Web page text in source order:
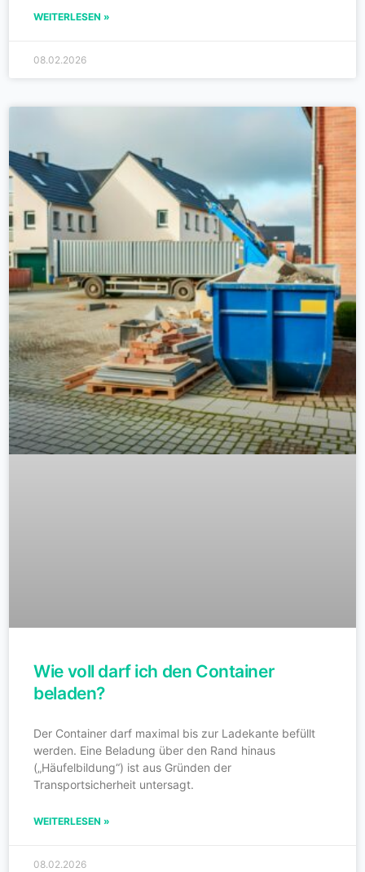
WEITERLESEN »
08.02.2026
Wie voll darf ich den Container
beladen?
Der Container darf maximal bis zur Ladekante befüllt
werden. Eine Beladung über den Rand hinaus
(„Häufelbildung“) ist aus Gründen der
Transportsicherheit untersagt.
WEITERLESEN »
08.02.2026